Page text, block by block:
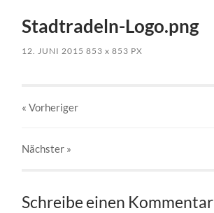
Stadtradeln-Logo.png
12. JUNI 2015 853x 853 PX
« Vorheriger
Nächster »
Schreibe einen Kommentar